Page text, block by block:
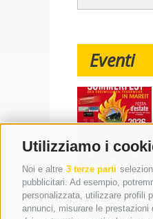
Utilizziamo i
Noi e altre 3 terze parti
pubblicitari. Ad esempio,
personalizzata, utilizzare profili
annunci, misurare le
Eventi
07/08/2026
07/08/2026
07/08/2026